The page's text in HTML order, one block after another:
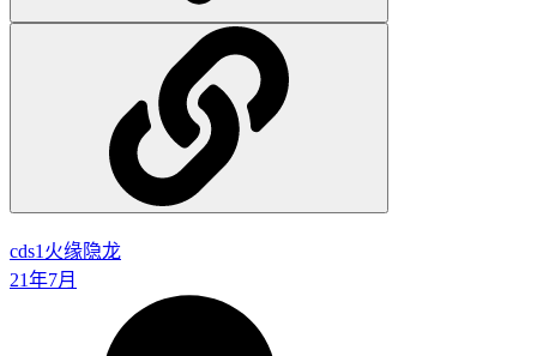
cds1 火缘隐龙
21年7月